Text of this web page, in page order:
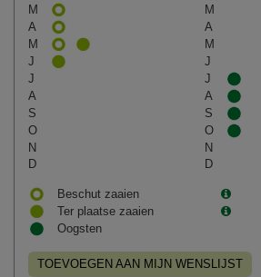
M
M
A
A
M
M
J
J
J
J
A
A
S
S
O
O
N
N
D
D
Beschut zaaien
Ter plaatse zaaien
Oogsten
TOEVOEGEN AAN MIJN WENSLIJST